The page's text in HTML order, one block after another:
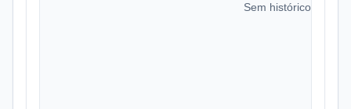
Sem histórico de